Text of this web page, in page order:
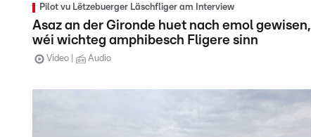
Pilot vu Lëtzebuerger Läschfliger am Interview
Asaz an der Gironde huet nach emol gewisen,
wéi wichteg amphibesch Fligere sinn
Video Audio